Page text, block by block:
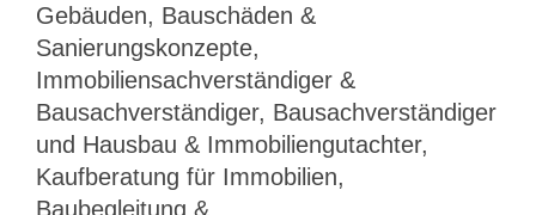
Gebäuden, Bauschäden &
Sanierungskonzepte,
Immobiliensachverständiger &
Bausachverständiger, Bausachverständiger
und Hausbau & Immobiliengutachter,
Kaufberatung für Immobilien,
Baubegleitung &